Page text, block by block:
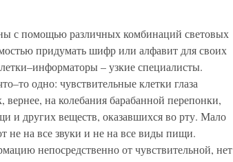
с помощью различных комбинаций световых
придумать шифр или алфавит для своих
– узкие специалисты.
одно: чувствительные клетки глаза
вернее, на колебания барабанной перепонки,
и других веществ, оказавшихся во рту. Мало
не на все звуки и не на все виды пищи.
непосредственно от чувствительной, нет